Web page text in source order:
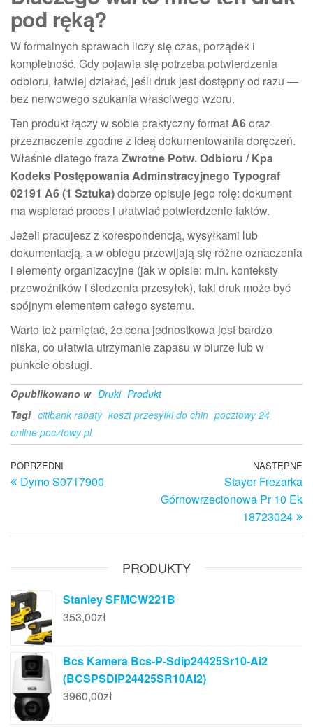
pod ręką?
W formalnych sprawach liczy się czas, porządek i
kompletność. Gdy pojawia się potrzeba potwierdzenia
odbioru, łatwiej działać, jeśli druk jest dostępny od razu —
bez nerwowego szukania właściwego wzoru.
Ten produkt łączy w sobie praktyczny formatA6oraz
przeznaczenie zgodne z ideą dokumentowania doręczeń.
Właśnie dlatego frazaZwrotne Potw. Odbioru / Kpa
Kodeks Postępowania Adminstracyjnego Typograf
02191 A6 (1 Sztuka)dobrze opisuje jego rolę: dokument
ma wspierać proces i ułatwiać potwierdzenie faktów.
Jeżeli pracujesz z korespondencją, wysyłkami lub
dokumentacją, a w obiegu przewijają się różne oznaczenia
i elementy organizacyjne (jak w opisie: m.in. konteksty
przewoźników i śledzenia przesyłek), taki druk może być
spójnym elementem całego systemu.
Warto też pamiętać, że cena jednostkowa jest bardzo
niska, co ułatwia utrzymanie zapasu w biurze lub w
punkcie obsługi.
Opublikowano w Druki Produkt
Tagi citibank rabaty koszt przesyłki do chin pocztowy 24
online pocztowy pl
Nawigacja
wpisu
Poprzedni
wpis
POPRZEDNI
Dymo S0717900
NASTĘPNE
Stayer Frezarka
Górnowrzecionowa Pr 10 Ek
18723024
PRODUKTY
Stanley SFMCW221B
353,00zł
Bcs Kamera Bcs-P-Sdip24425Sr10-Ai2
(BCSPSDIP24425SR10AI2)
3960,00zł